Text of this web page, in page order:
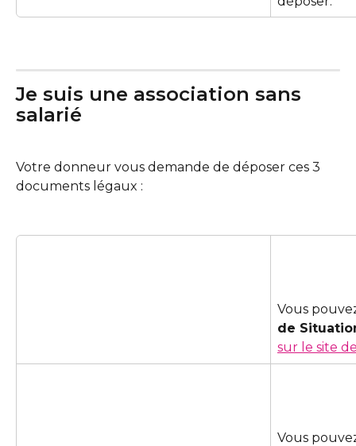
Je suis une association sans
salarié
Votre donneur vous demande de déposer ces 3
documents légaux :
Vous
de
sur le site
Vous